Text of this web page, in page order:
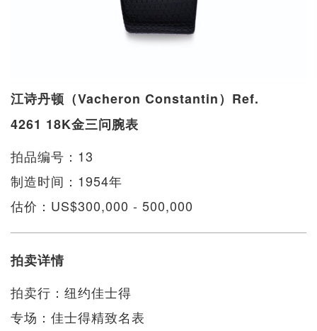
江诗丹顿（Vacheron Constantin）Ref.
4261 18K金三问腕表
拍品编号：13
制造时间：1954年
估价：US$300,000 - 500,000
拍卖详情
拍卖行：纽约佳士得
专场：佳士得精致名表